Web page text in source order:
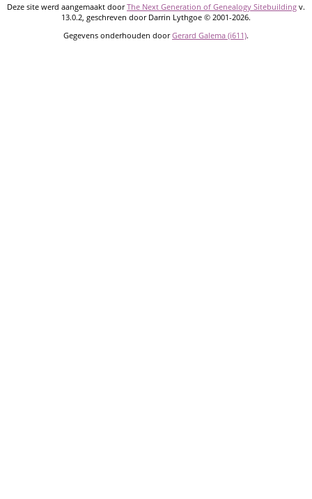
Deze site werd aangemaakt doorThe Next Generation of Genealogy Sitebuilding v.
13.0.2, geschreven door Darrin Lythgoe © 2001-2026.
Gegevens onderhouden doorGerard Galema (i611).